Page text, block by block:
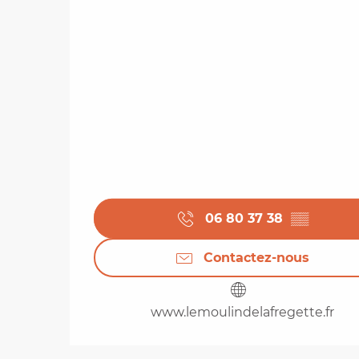
06 80 37 38 ▒▒
Contactez-nous
www.lemoulindelafregette.fr